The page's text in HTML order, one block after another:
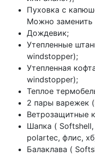
Пуховка с
Можно заменить
Дождевик;
Утепленные
windstopper);
Утепленная
windstopper);
Теплое
2 пары варежек
Ветрозащитные
Шапка (
рolartec, флис,
Балаклава (